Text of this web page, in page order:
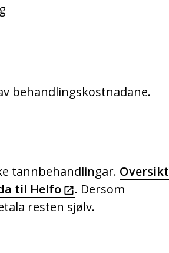
behandlingskostnadane.
tannbehandlingar. Oversikt
til Helfo
. Dersom
resten sjølv.